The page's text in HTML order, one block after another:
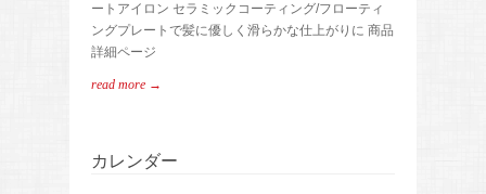
ートアイロン セラミックコーティング/フローティ
ングプレートで髪に優しく滑らかな仕上がりに 商品
詳細ページ
read more →
カレンダー